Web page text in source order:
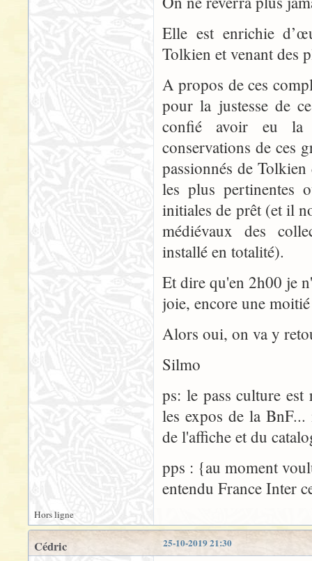
Elle est enrichie
Tolkien et venant des
A propos de ces
pour la justesse de
confié avoir eu la
conservations de ces
passionnés de
les plus pertinentes
initiales de prêt (et il
médiévaux des
installé en totalité).
Et dire qu'en 2h00 je
joie, encore une
Alors oui, on va y
Silmo
ps: le pass culture
les expos de la
de l'affiche et du
pps : {au moment
entendu France Inter
Hors ligne
25-10-2019 21:30
Cédric